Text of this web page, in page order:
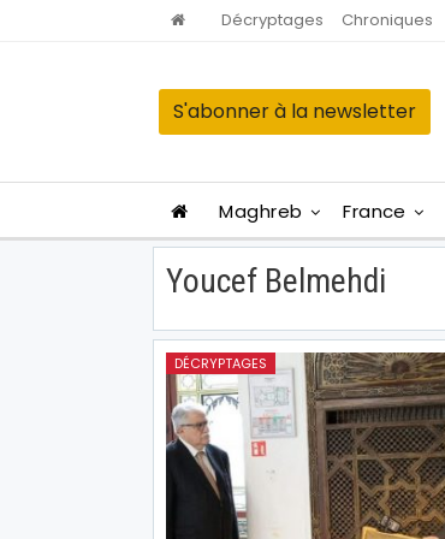
Décryptages Chroniques
S'abonner à la newsletter
Maghreb France
Youcef Belmehdi
DÉCRYPTAGES